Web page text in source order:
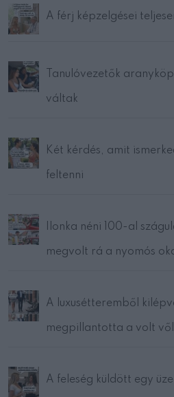
A férj képzelgései
Tanulóvezetők
váltak
Két kérdés, amit
feltenni
Ilonka néni 100-al
megvolt rá a nyomós
A luxusétteremből
megpillantotta a volt
A feleség küldött egy